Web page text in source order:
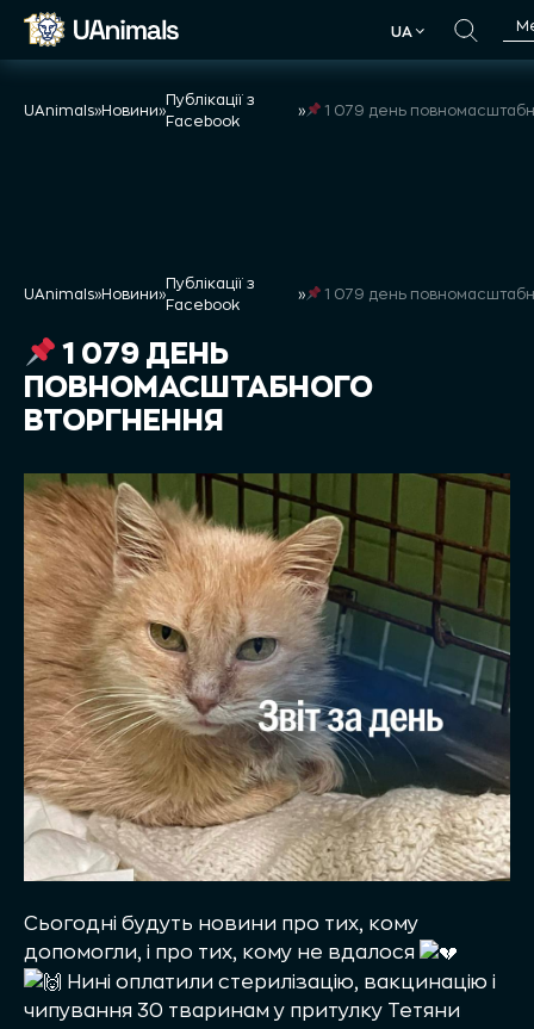
Skip
UA
UAnimals»Новини»
Публікації з
Facebook
» 1 079 день повномасштабного
UAnimals»Новини»
Публікації з
Facebook
» 1 079 день повномасштабного
1 079 ДЕНЬ
ПОВНОМАСШТАБНОГО
ВТОРГНЕННЯ
Сьогодні будуть новини про тих, кому
допомогли, і про тих, кому не вдалося
Нині оплатили стерилізацію, вакцинацію і
чипування 30 тваринам у притулку Тетяни